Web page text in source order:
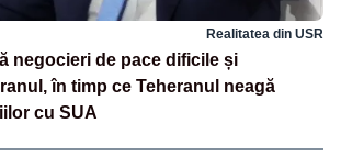
Realitatea din USR
negocieri de pace dificile și
în timp ce Teheranul neagă
cu SUA